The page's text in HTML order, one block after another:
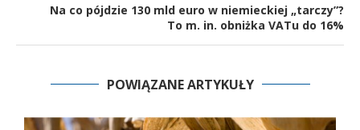
Na co pójdzie 130 mld euro w niemieckiej „tarczy”?
To m. in. obniżka VATu do 16%
POWIĄZANE ARTYKUŁY